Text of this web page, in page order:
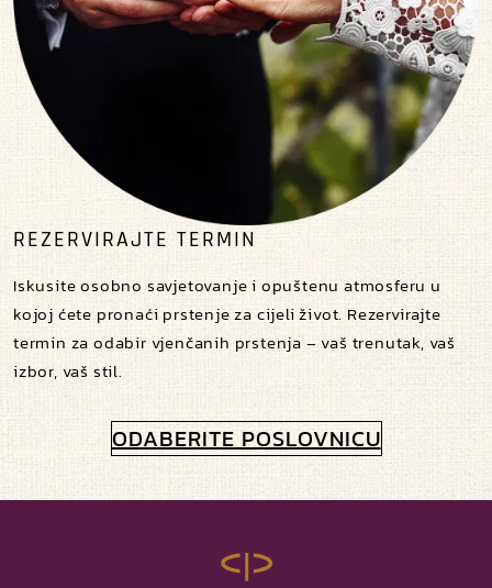
REZERVIRAJTE TERMIN
Iskusite osobno savjetovanje i opuštenu atmosferu u
kojoj ćete pronaći prstenje za cijeli život. Rezervirajte
termin za odabir vjenčanih prstenja – vaš trenutak, vaš
izbor, vaš stil.
ODABERITE POSLOVNICU